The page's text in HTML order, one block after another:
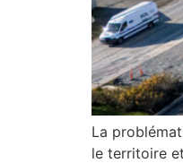
La
le territoire